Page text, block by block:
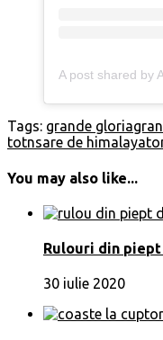
Tags: grande gloria
totnsare de himalaya
You may also like...
Rulouri din
30 iulie 2020